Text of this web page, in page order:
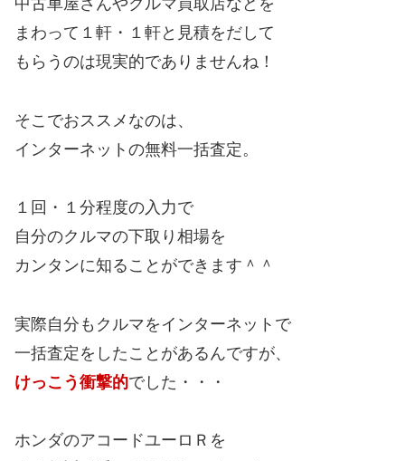
中古車屋さんやクルマ買取店などを
まわって１軒・１軒と見積をだして
もらうのは現実的でありませんね！
そこでおススメなのは、
インターネットの無料一括査定。
１回・１分程度の入力で
自分のクルマの下取り相場を
カンタンに知ることができます＾＾
実際自分もクルマをインターネットで
一括査定をしたことがあるんですが、
けっこう衝撃的でした・・・
ホンダのアコードユーロＲを